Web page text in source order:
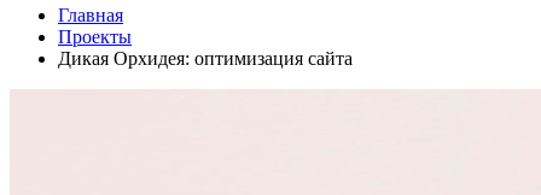
Главная
Проекты
Дикая Орхидея: оптимизация сайта